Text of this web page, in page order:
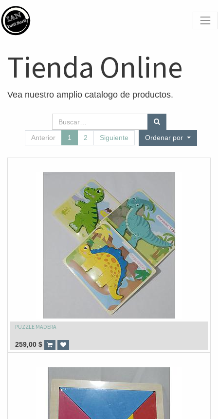
Tienda Online
Vea nuestro amplio catalogo de productos.
Anterior 1 2 Siguiente Ordenar por
PUZZLE MADERA
259,00 $